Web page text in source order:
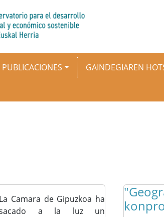
PUBLICACIONES GAINDEGIAREN
La Camara de Gipuzkoa ha
a la luz un